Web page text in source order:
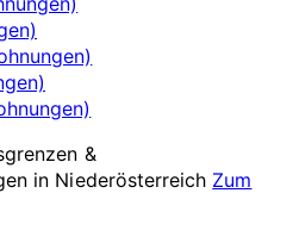
&
in Niederösterreich Zum